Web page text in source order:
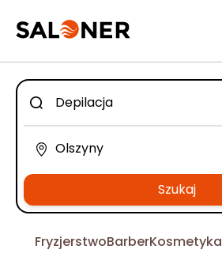
Szukaj
FryzjerstwoBarberKosmetyka